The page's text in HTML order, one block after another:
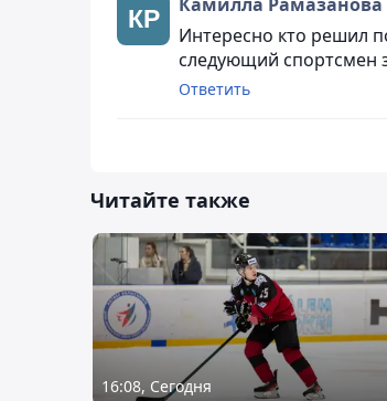
Интересно кто решил
следующий спортсмен
Ответить
Читайте также
16:08, Сегодня